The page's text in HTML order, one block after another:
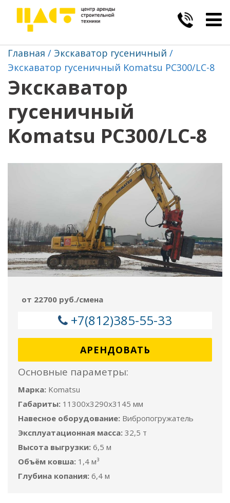
Главная
Экскаватор гусеничный
Экскаватор гусеничный Komatsu PC300/LC-8
Экскаватор
гусеничный
Komatsu PC300/LC-8
от 22700 руб./смена
+7(812)385-55-33
АРЕНДОВАТЬ
Основные параметры:
Марка: Komatsu
Габариты: 11300x3290x3145 мм
Навесное оборудование: Вибропогружатель
Эксплуатационная масса: 32,5 т
Высота выгрузки: 6,5 м
Объём ковша: 1,4 м³
Глубина копания: 6,4 м